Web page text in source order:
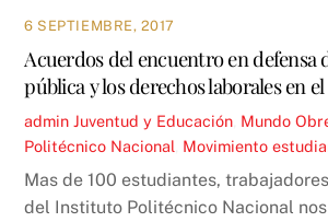
6 SEPTIEMBRE, 2017
Acuerdos del encuentro en defensa
pública y los derechos laborales en
admin Juventud y Educación Mundo
Politécnico Nacional Movimiento
Mas de 100 estudiantes,
del Instituto Politécnico Nacional